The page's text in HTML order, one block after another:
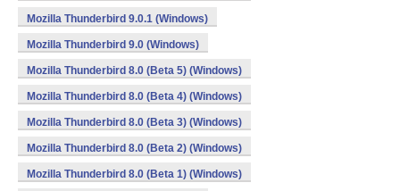
Mozilla Thunderbird 9.0.1 (Windows)
Mozilla Thunderbird 9.0 (Windows)
Mozilla Thunderbird 8.0 (Beta 5) (Windows)
Mozilla Thunderbird 8.0 (Beta 4) (Windows)
Mozilla Thunderbird 8.0 (Beta 3) (Windows)
Mozilla Thunderbird 8.0 (Beta 2) (Windows)
Mozilla Thunderbird 8.0 (Beta 1) (Windows)